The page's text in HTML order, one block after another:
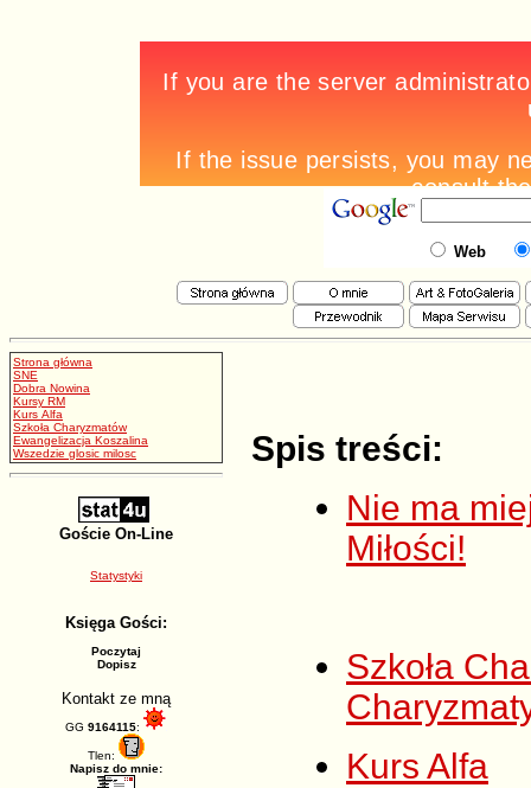
Web
Strona główna
SNE
Dobra Nowina
Kursy RM
Kurs Alfa
Szkoła Charyzmatów
Ewangelizacja Koszalina
Wszedzie glosic milosc
Goście On-Line
Statystyki
Księga Gości:
Poczytaj
Dopisz
Kontakt ze mną
GG 9164115:
Tlen:
Napisz do mnie:
Spis treści:
Nie ma
Miłości!
Szkoła
Kurs Alfa